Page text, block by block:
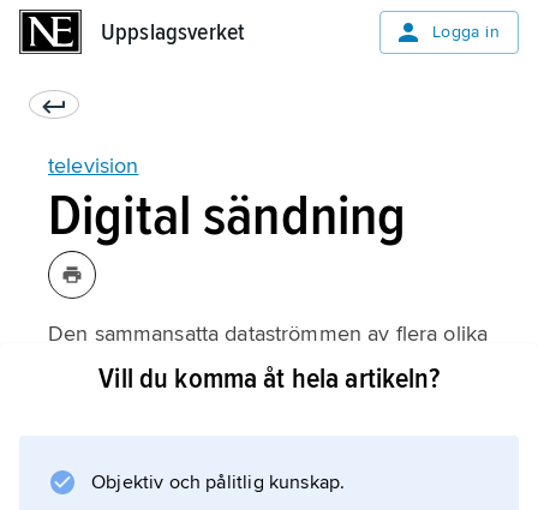
Uppslagsverket Logga in
television
Digital sändning
Den sammansatta dataströmmen av flera olika
TV-kanaler som i sin tur är sammansatta av
Detta kan ske av upphovsrättsskäl eller för att
Vill du komma åt hela artikeln?
Objektiv och pålitlig kunskap.